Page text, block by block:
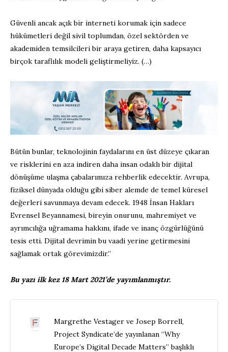
Güvenli ancak açık bir interneti korumak için sadece
hükümetleri değil sivil toplumdan, özel sektörden ve
akademiden temsilcileri bir araya getiren, daha kapsayıcı
birçok taraflılık modeli geliştirmeliyiz. (…)
Bütün bunlar, teknolojinin faydalarını en üst düzeye çıkaran
ve risklerini en aza indiren daha insan odaklı bir dijital
dönüşüme ulaşma çabalarımıza rehberlik edecektir. Avrupa,
fiziksel dünyada olduğu gibi siber alemde de temel küresel
değerleri savunmaya devam edecek. 1948 İnsan Hakları
Evrensel Beyannamesi, bireyin onurunu, mahremiyet ve
ayrımcılığa uğramama hakkını, ifade ve inanç özgürlüğünü
tesis etti. Dijital devrimin bu vaadi yerine getirmesini
sağlamak ortak görevimizdir.”
Bu yazı ilk kez 18 Mart 2021’de yayımlanmıştır.
Margrethe Vestager ve Josep Borrell,
Project Syndicate’de yayınlanan “Why
Europe’s Digital Decade Matters” başlıklı